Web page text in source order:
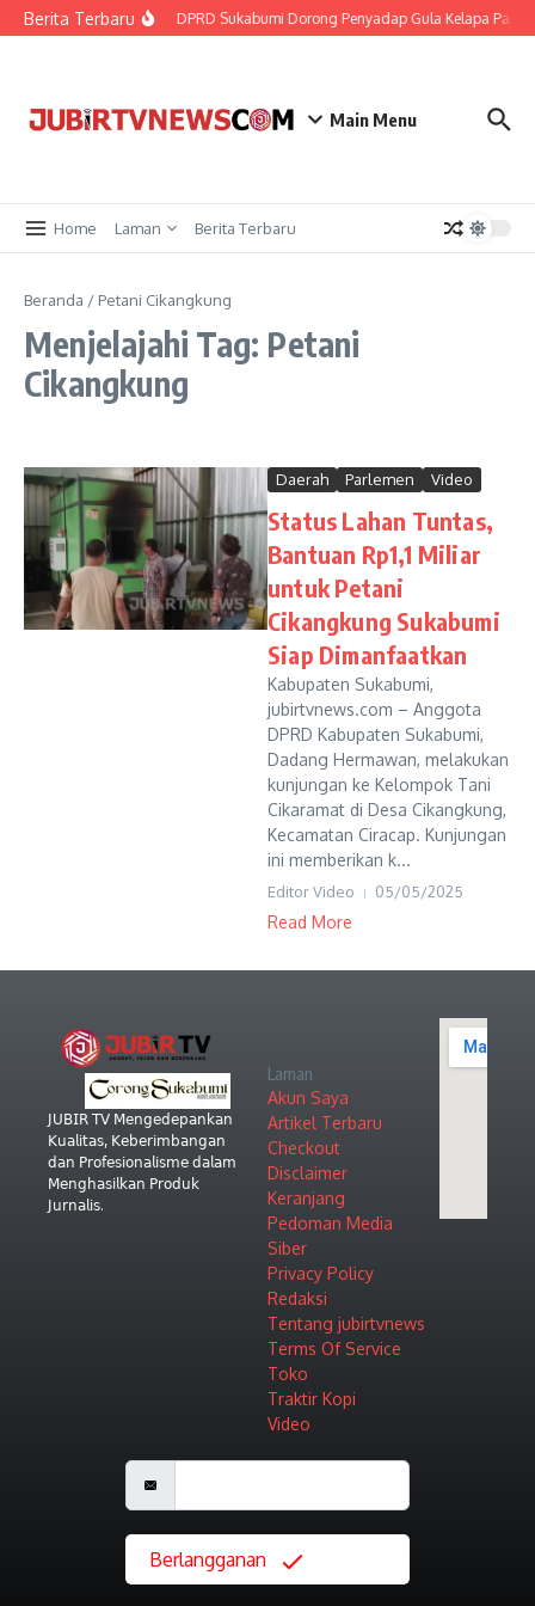
Berita Terbaru
Udar Diri DPRD Sukabumi Dorong Penyadap Gula Kelapa
Main Menu
Home Laman Berita Terbaru
Beranda / Petani Cikangkung
Menjelajahi Tag: Petani
Cikangkung
Daerah Parlemen Video
Status Lahan Tuntas,
Bantuan Rp1,1 Miliar
untuk Petani
Cikangkung Sukabumi
Siap Dimanfaatkan
Kabupaten Sukabumi,
jubirtvnews.com – Anggota
DPRD Kabupaten Sukabumi,
Dadang Hermawan, melakukan
kunjungan ke Kelompok Tani
Cikaramat di Desa Cikangkung,
Kecamatan Ciracap. Kunjungan
ini memberikan k...
Editor Video 05/05/2025
Read More
𝖩𝖴𝖡𝖨𝖱 𝖳𝖵 𝖬𝖾𝗇𝗀𝖾𝖽𝖾𝗉𝖺𝗇𝗄𝖺𝗇
𝖪𝗎𝖺𝗅𝗂𝗍𝖺𝗌, 𝖪𝖾𝖻𝖾𝗋𝗂𝗆𝖻𝖺𝗇𝗀𝖺𝗇
𝖽𝖺𝗇 𝖯𝗋𝗈𝖿𝖾𝗌𝗂𝗈𝗇𝖺𝗅𝗂𝗌𝗆𝖾 𝖽𝖺𝗅𝖺𝗆
𝖬𝖾𝗇𝗀𝗁𝖺𝗌𝗂𝗅𝗄𝖺𝗇 𝖯𝗋𝗈𝖽𝗎𝗄
𝖩𝗎𝗋𝗇𝖺𝗅𝗂𝗌.
Laman
Akun Saya
Artikel Terbaru
Checkout
Disclaimer
Keranjang
Pedoman Media
Siber
Privacy Policy
Redaksi
Tentang jubirtvnews
Terms Of Service
Toko
Traktir Kopi
Video
Berlangganan